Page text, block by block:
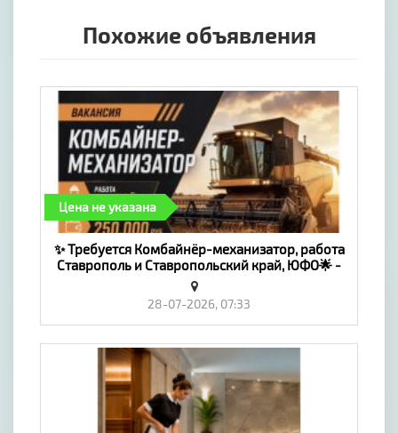
Похожие объявления
Цена не указана
✨ Требуется Комбайнёр-механизатор, работа
Ставрополь и Ставропольский край, ЮФО🌟 -
«Работа»
28-07-2026, 07:33